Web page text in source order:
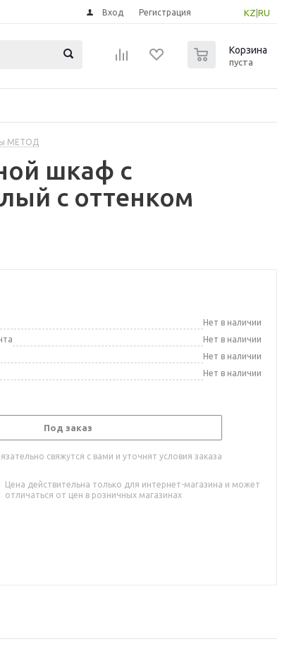
KZ RU
Вход Регистрация
Корзина
пуста
МЕТОД
шкаф с
с оттенком
Нет в наличии
Нет в наличии
Нет в наличии
Нет в наличии
Под заказ
свяжутся с вами и уточнят условия заказа
Цена действительна только для интернет-магазина и может
отличаться от цен в розничных магазинах